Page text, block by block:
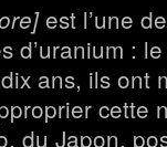
est l’une
d’uranium :
ans, ils ont
cette
du Japon,